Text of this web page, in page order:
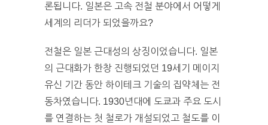
론됩니다. 일본은 고속 전철 분야에서 어떻게
세계의 리더가 되었을까요?
전철은 일본 근대성의 상징이었습니다. 일본
의 근대화가 한창 진행되었던 19세기 메이지
유신 기간 동안 하이테크 기술의 집약체는 전
동차였습니다. 1930년대에 도쿄과 주요 도시
를 연결하는 첫 철로가 개설되었고 철도를 이